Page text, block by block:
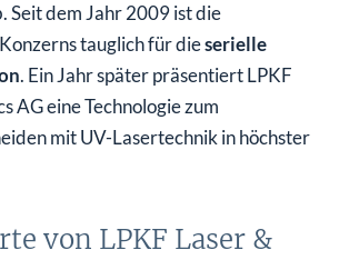
dem Jahr 2009 ist die
tauglich für dieserielle
. Ein Jahr später präsentiert LPKF
AG eine Technologie zum
mit UV-Lasertechnik in höchster
von LPKF Laser &